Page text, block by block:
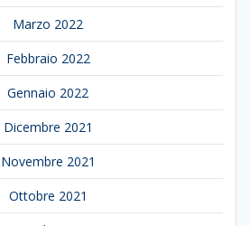
Marzo 2022
Febbraio 2022
Gennaio 2022
Dicembre 2021
Novembre 2021
Ottobre 2021